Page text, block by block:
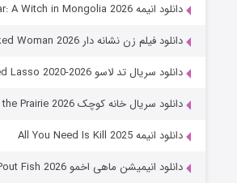
دانلود انیمه Jaadugar: A Witch in Mongolia 2026
دانلود فیلم زن نشانه دار The Marked Woman 2026
دانلود سریال تد لاسو Ted Lasso 2020-2026
دانلود سریال خانه کوچک Little House on the Prairie 2026
دانلود انیمه All You Need Is Kill 2025
دانلود انیمیشن ماهی اخمو The Pout-Pout Fish 2026